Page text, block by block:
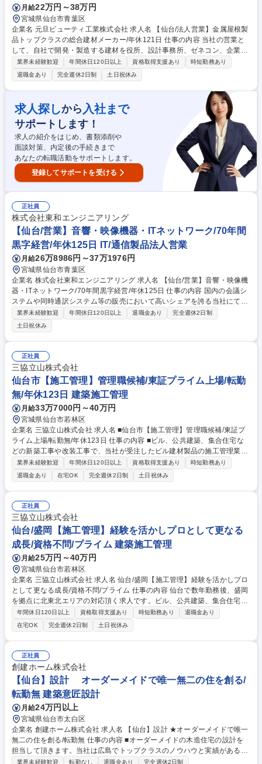
月給22万円～38万円
宮城県仙台市青葉区
企業名 元旦ビューティ工業株式会社 求人名 【仙台/法人営業】金属屋根製
品トップクラスの総合建材メーカー/年休121日 仕事の内容 当社の営業と
して、自社で開発・製造する建材を役所、設計事務所、ゼネコン、企業向
けに提案営業をお任せ致します。主な取扱品目は金属屋根、太陽光発電シ
ステム屋根、スチール防水屋根などです。 当社製品の販売先は販売代理
店、ゼネコンや工務店等ですが、設計事務所に対しても計画段階の建築図
面に当社の屋根を組み込んでいただく営業を行います。図面作成や提案内
容の技術的サポートは技術関係部署の協力を得て、設計事務所に提案しま
す。 施主の建物の発注者（役所、企業）も重要な顧客で、発注者向けに当
社屋根の品質・性能の高さをご理解いただく営業を行います。最終的には
当社の代理店が屋根工事を受注します。 募集職種 【仙台/法人営業】金属
屋根製品トップクラスの総合建材メーカー/年休121日
業界未経験歓迎 年間休日120日以上 資格取得支援あり
時短勤務あり
退職金あり
完全週休2日制 土日祝休み
求人探しから 入社まで
サポートします！
求人の紹介をはじめ、書類添削や
面談対策、内定後の手続きまで
あなたの転職活動をサポートします。
登録してサポートを受ける
正社員
株式会社東和エンジニアリング
【仙台/営業】音響・映像機器・ITネットワーク/70年間
黒字経営/年休125日 IT/通信製品法人営業
月給26万8986円～37万1976円
宮城県仙台市青葉区
企業名 株式会社東和エンジニアリング 求人名 【仙台/営業】音響・映像機
器・ITネットワーク/70年間黒字経営/年休125日 仕事の内容 国内の会議シ
ステムや同時通訳システム等の販売において高いシェアを誇る当社にて、
音響/映像等を融合させたシステムの営業をお任せします！仕様や価格/工
事内容/運用方法等を含めた高い提案力が鍛えられます。 【営業スタイ
ル】エンドユーザーへの直販、既存クライアント中心。 大型案件もあり、
中長期的な深耕スタイルが重要になります。 【訪問先】官公庁/市区町
村、教育機関の教務課/事務課/教授、各企業のシステム部門/総務 【商材】
会議システムや同時通訳システム等（映像音響機器本体及びネットワーク
構築、ネットワークの運用保守） 【教育体制】OJTや座学研修を実施し、
着実にご成長頂ける環境がございます。 募集職種 【仙台/営業】音響・映
像機器・ITネットワーク/70年間黒字経営/年休125日
業界未経験歓迎 年間休日120日以上 退職金あり
完全週休2日制
土日祝休み
正社員
三協立山株式会社
仙台市【施工管理】管理職候補/東証プライム上場/転勤
無/年休123日 建築施工管理
月給33万7000円～40万円
宮城県仙台市若林区
企業名 三協立山株式会社 求人名 ■仙台市【施工管理】管理職候補/東証プ
ライム上場/転勤無/年休123日 仕事の内容 ■ビル、公共建築、集合住宅な
どの新築工事や改装工事で、当社が受注したビル建材製品の施工管理業務
を担当。ゼネコン、設計事務所、現場などと連携を取りながら、管理職候
補としてプロジェクトを牽引頂きます。 【案件】工期は数日(受注額/数万
円)～1年程度(受注額/数億円)まで幅広く、低層建物から高層建物まで対
応。お取引先は、大手ゼネコンが中心となります。 【新築工事】総合建設
業者へ施工提案/建材製品の施工計画書作成/施工業者の選定/工事現場での
施工管理/アフターメンテナンス管理 【リフォーム工事】マンション管理
組合への施工提案 ・営業/設計担当と共同で現地調査/工事現場での施工管
理/アフターメンテナンス管理 募集職種 ■仙台市【施工管理】管理職候補/
東証プライム上場/転勤無/年休123日
業界未経験歓迎 年間休日120日以上 資格取得支援あり
時短勤務あり
退職金あり
在宅OK 完全週休2日制 土日祝休み
正社員
三協立山株式会社
仙台/盛岡【施工管理】経験を活かしプロとして更なる
成長/資格不問/プライム 建築施工管理
月給25万円～40万円
宮城県仙台市若林区
企業名 三協立山株式会社 求人名 仙台/盛岡【施工管理】経験を活かしプロ
として更なる成長/資格不問/プライム 仕事の内容 仙台で数年勤務後、盛岡
を拠点に北東北エリアの対応頂く求人です。ビル、公共建築、集合住宅な
どの新築工事や改装工事で、当社が受注したビル建材製品の施工管理業
務・アフターメンテナンスを担います。 ゼネコン、設計事務所、現場等と
連携をとります。【新築工事】総合建設業者(ゼネコン)へ施工提案/建材製
品の施工計画書作成/施工業者選定/工事現場の施工管理/アフターメンテナ
ンス管理【リフォーム工事】マンション管理組合への施工提案 ・営業/設
計担当と共同で現地調査/工事現場の施工管理/アフターメンテナンス管理
【案件】工期は数日(受注額/数万円)～1年程度(受注額/数億円)と幅広く、
低層建物から高層建物まで対応。 募集職種 仙台/盛岡【施工管理】経験を
活かしプロとして更なる成長/資格不問/プライム
年間休日120日以上 資格取得支援あり 時短勤務あり
退職金あり
在宅OK
完全週休2日制 土日祝休み
正社員
創建ホーム株式会社
【仙台】設計 オーダーメイドで唯一無二の住を創る/
転勤無 建築意匠設計
月給24万円以上
宮城県仙台市太白区
企業名 創建ホーム株式会社 求人名 【仙台】設計 ★オーダーメイドで唯一
無二の住を創る/転勤無 仕事の内容 ■オーダーメイドの木造住宅の設計を
担当して頂きます。当社は広島でトップクラスのノウハウと実績がある
為、お客様の家づくりパートナーとして寄り添った「理想の家づくり」の
業界未経験歓迎 転勤なし 退職金あり 完全週休2日制